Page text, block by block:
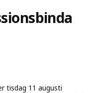
tisdag 11 augusti